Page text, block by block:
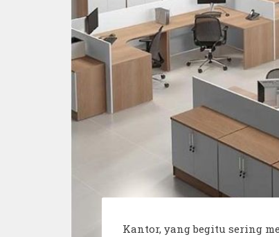
Kantor, yang begitu sering